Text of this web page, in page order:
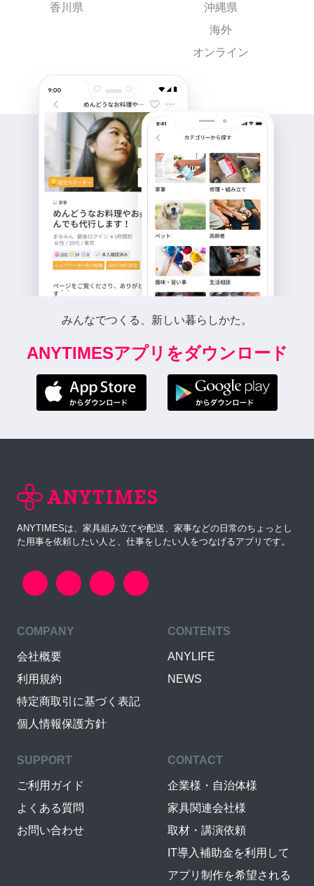
香川県
沖縄県
海外
オンライン
みんなでつくる、新しい暮らしかた。
ANYTIMESアプリをダウンロード
ANYTIMESは、家具組み立てや配送、家事などの日常のちょっとし
た用事を依頼したい人と、仕事をしたい人をつなげるアプリです。
COMPANY
会社概要
利用規約
特定商取引に基づく表記
個人情報保護方針
CONTENTS
ANYLIFE
NEWS
SUPPORT
ご利用ガイド
よくある質問
お問い合わせ
CONTACT
企業様・自治体様
家具関連会社様
取材・講演依頼
IT導入補助金を利用して
アプリ制作を希望される